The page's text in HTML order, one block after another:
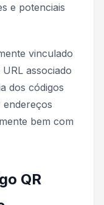
e potenciais
vinculado
associado
dos códigos
endereços
bem com
QR